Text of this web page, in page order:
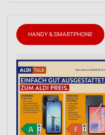
HANDY & SMARTPHONE